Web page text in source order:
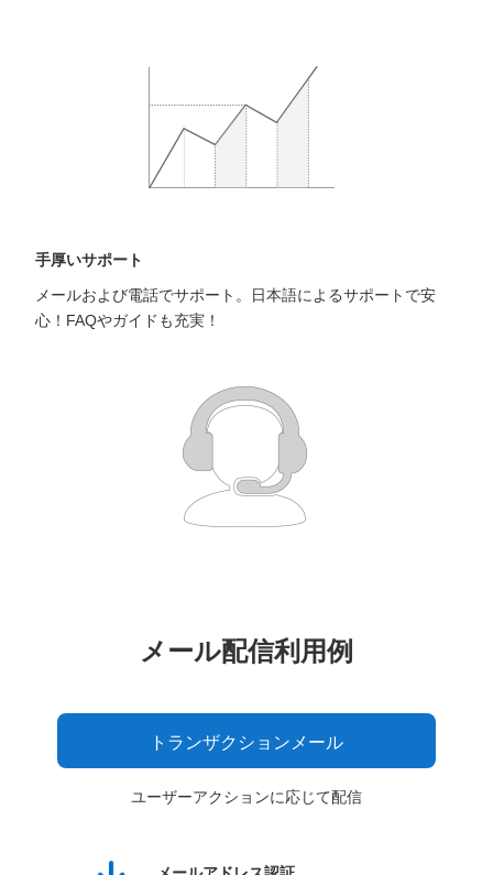
手厚いサポート
メールおよび電話でサポート。日本語によるサポートで安
心！FAQやガイドも充実！
メール配信利用例
トランザクションメール
ユーザーアクションに応じて配信